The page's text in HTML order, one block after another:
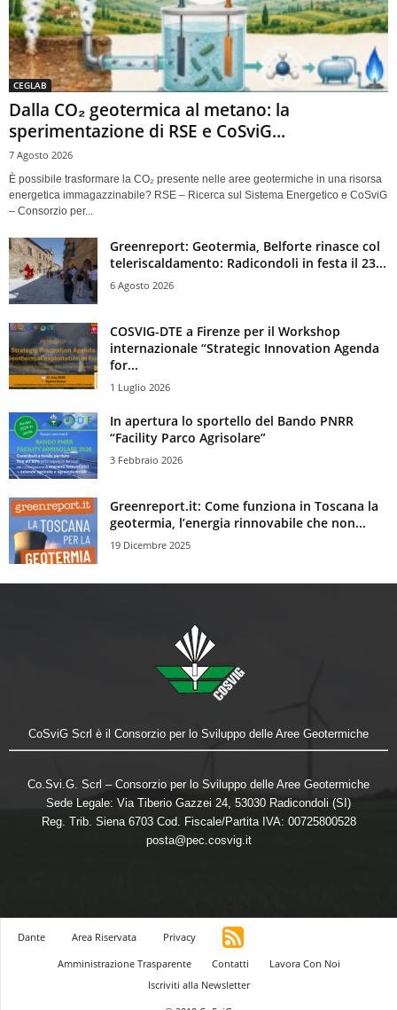
CEGLAB
Dalla CO₂ geotermica al metano: la
sperimentazione di RSE e CoSviG...
7 Agosto 2026
È possibile trasformare la CO₂ presente nelle aree geotermiche in una risorsa
energetica immagazzinabile? RSE – Ricerca sul Sistema Energetico e CoSviG
– Consorzio per...
Greenreport: Geotermia, Belforte rinasce col
teleriscaldamento: Radicondoli in festa il 23...
6 Agosto 2026
COSVIG-DTE a Firenze per il Workshop
internazionale “Strategic Innovation Agenda
for...
1 Luglio 2026
In apertura lo sportello del Bando PNRR
“Facility Parco Agrisolare”
3 Febbraio 2026
Greenreport.it: Come funziona in Toscana la
geotermia, l’energia rinnovabile che non...
19 Dicembre 2025
CoSviG Scrl è il Consorzio per lo Sviluppo delle Aree Geotermiche
Co.Svi.G. Scrl – Consorzio per lo Sviluppo delle Aree Geotermiche
Sede Legale: Via Tiberio Gazzei 24, 53030 Radicondoli (SI)
Reg. Trib. Siena 6703 Cod. Fiscale/Partita IVA: 00725800528
posta@pec.cosvig.it
Dante Area Riservata
Privacy
Amministrazione Trasparente
Contatti
Lavora Con Noi
Iscriviti alla Newsletter